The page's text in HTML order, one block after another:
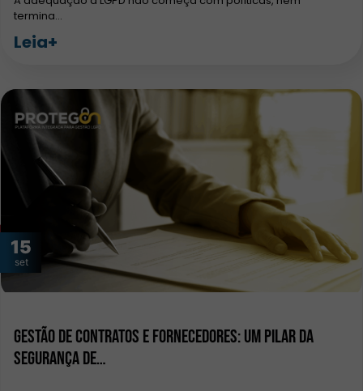
termina…
Leia+
15
set
Gestão de contratos e fornecedores: um pilar da
segurança de…